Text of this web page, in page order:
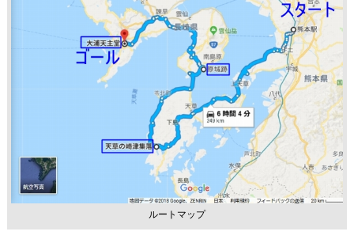
ルートマップ